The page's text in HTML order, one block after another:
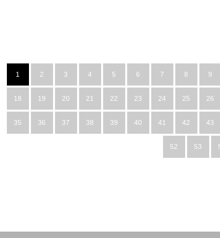
1 2 3 4 5 6 7 8 9
18 19 20 21 22 23 24 25 26
35 36 37 38 39 40 41 42 43
52 53